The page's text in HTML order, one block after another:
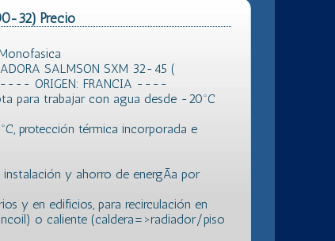
32) Precio
SALMSON SXM 32-45 (
---- ORIGEN: FRANCIA ----
para trabajar con agua desde -20ºC
protección térmica incorporada e
instalación y ahorro de energÃ­a por
y en edificios, para recirculación en
o caliente (caldera=>radiador/piso